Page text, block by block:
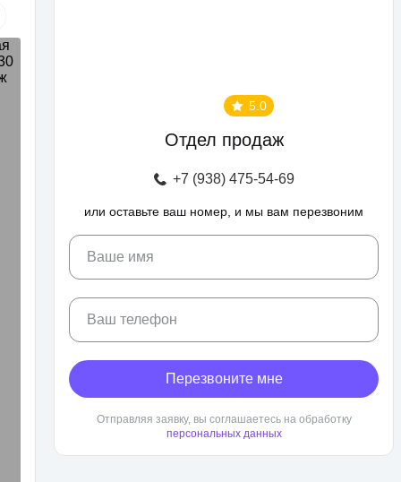
5.0
Отдел продаж
+7 (938) 475-54-69
или оставьте ваш номер, и мы вам перезвоним
Ваше имя
Ваш телефон
Перезвоните мне
Отправляя заявку, вы соглашаетесь на обработку
персональных данных